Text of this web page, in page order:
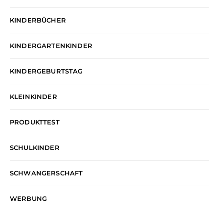
KINDERBÜCHER
KINDERGARTENKINDER
KINDERGEBURTSTAG
KLEINKINDER
PRODUKTTEST
SCHULKINDER
SCHWANGERSCHAFT
WERBUNG